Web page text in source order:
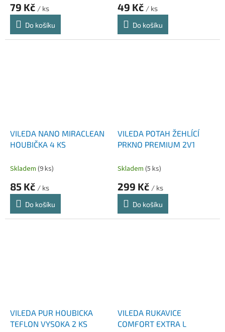
79 Kč / ks
Do košíku
49 Kč / ks
Do košíku
VILEDA NANO MIRACLEAN
HOUBIČKA 4 KS
Skladem (9 ks)
85 Kč / ks
Do košíku
VILEDA POTAH ŽEHLÍCÍ
PRKNO PREMIUM 2V1
Skladem (5 ks)
299 Kč / ks
Do košíku
VILEDA PUR HOUBICKA
TEFLON VYSOKA 2 KS
VILEDA RUKAVICE
COMFORT EXTRA L